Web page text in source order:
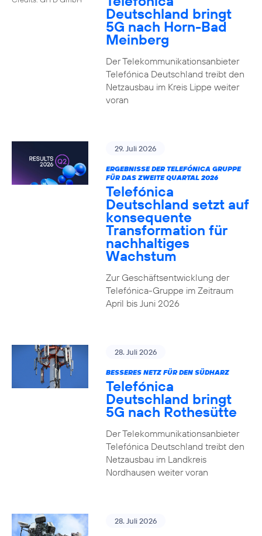
Deutschland bringt
5G nach Horn-Bad
Meinberg
Der Telekommunikationsanbieter
Telefónica Deutschland treibt den
Netzausbau im Kreis Lippe weiter
voran
29. Juli 2026
ERGEBNISSE DER TELEFÓNICA GRUPPE
FÜR DAS ZWEITE QUARTAL 2026
Telefónica
Deutschland setzt auf
konsequente
Transformation für
nachhaltiges
Wachstum
Zur Geschäftsentwicklung der
Telefónica-Gruppe im Zeitraum
April bis Juni 2026
28. Juli 2026
BESSERES NETZ FÜR DEN SÜDHARZ
Telefónica
Deutschland bringt
5G nach Rothesütte
Der Telekommunikationsanbieter
Telefónica Deutschland treibt den
Netzausbau im Landkreis
Nordhausen weiter voran
28. Juli 2026